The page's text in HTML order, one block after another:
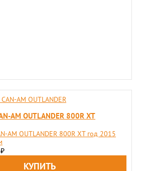
AM OUTLANDER 800R XT
AM OUTLANDER 800R XT год 2015
₽